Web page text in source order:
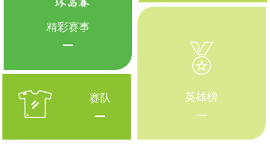
精彩赛事
赛队 英雄榜